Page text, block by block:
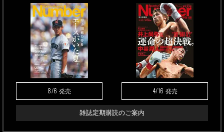
8/6 発売 4/16 発売
雑誌定期購読のご案内